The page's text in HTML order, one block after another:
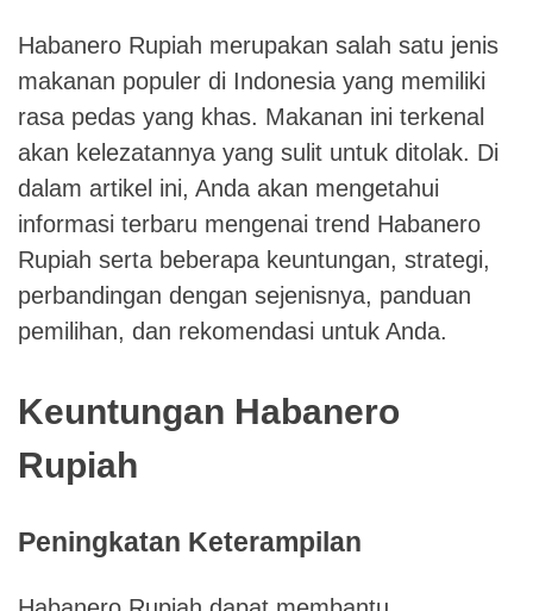
Habanero Rupiah merupakan salah satu jenis
makanan populer di Indonesia yang memiliki
rasa pedas yang khas. Makanan ini terkenal
akan kelezatannya yang sulit untuk ditolak. Di
dalam artikel ini, Anda akan mengetahui
informasi terbaru mengenai trend Habanero
Rupiah serta beberapa keuntungan, strategi,
perbandingan dengan sejenisnya, panduan
pemilihan, dan rekomendasi untuk Anda.
Keuntungan Habanero
Rupiah
Peningkatan Keterampilan